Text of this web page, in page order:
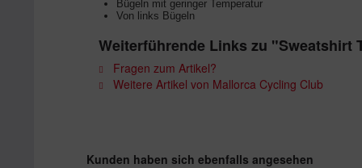
Bügeln mit geringer Temperatur
Von links Bügeln
Weiterführende Links zu "Sweatshirt
Fragen zum Artikel?
Weitere Artikel von Mallorca Cycling Club
Kunden haben sich ebenfalls angesehen